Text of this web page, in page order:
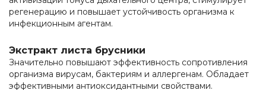
регенерацию и повышает устойчивость организма к
инфекционным агентам.
Экстракт листа брусники
Значительно повышают эффективность сопротивления
организма вирусам, бактериям и аллергенам. Обладает
эффективными антиоксидантными свойствами.